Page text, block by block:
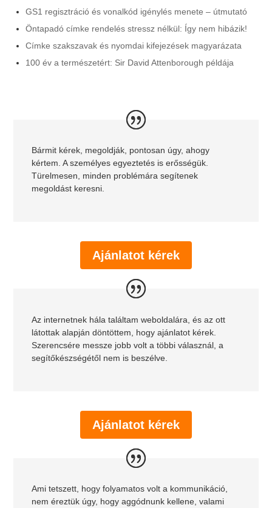
GS1 regisztráció és vonalkód igénylés menete – útmutató
Öntapadó címke rendelés stressz nélkül: Így nem hibázik!
Címke szakszavak és nyomdai kifejezések magyarázata
100 év a természetért: Sir David Attenborough példája
Bármit kérek, megoldják, pontosan úgy, ahogy
kértem. A személyes egyeztetés is erősségük.
Türelmesen, minden problémára segítenek
megoldást keresni.
Ajánlatot kérek
Az internetnek hála találtam weboldalára, és az ott
látottak alapján döntöttem, hogy ajánlatot kérek.
Szerencsére messze jobb volt a többi válasznál, a
segítőkészségétől nem is beszélve.
Ajánlatot kérek
Ami tetszett, hogy folyamatos volt a kommunikáció,
nem éreztük úgy, hogy aggódnunk kellene, valami